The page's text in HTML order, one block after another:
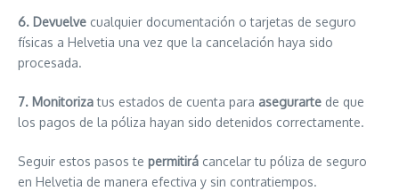
6. Devuelve cualquier documentación o tarjetas de seguro
físicas a Helvetia una vez que la cancelación haya sido
procesada.
7. Monitorizatus estados de cuenta para asegurarte de que
los pagos de la póliza hayan sido detenidos correctamente.
Seguir estos pasos te permitirá cancelar tu póliza de seguro
en Helvetia de manera efectiva y sin contratiempos.